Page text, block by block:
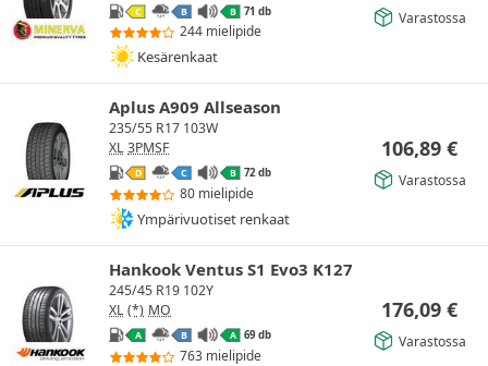
C B B 71 db
244 mielipide
Kesärenkaat
Varastossa
Aplus A909 Allseason
235/55 R17 103W
XL 3PMSF
D C B 72 db
80 mielipide
Ympärivuotiset renkaat
106,89 €
Varastossa
Hankook Ventus S1 Evo3 K127
245/45 R19 102Y
XL (*) MO
A B A 69 db
763 mielipide
176,09 €
Varastossa